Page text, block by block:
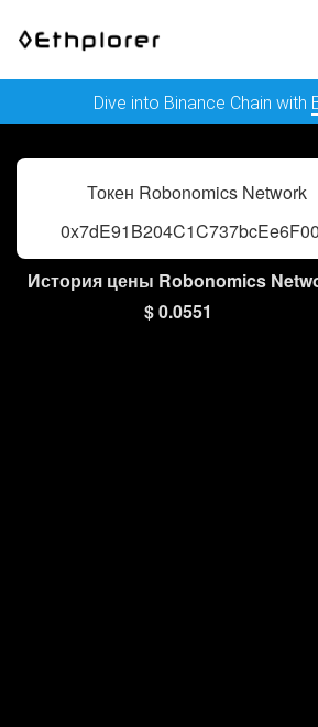
Dive into Binance Chain with
Токен Robonomics Network
История цены Robonomics
$ 0.0551